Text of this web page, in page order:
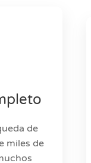
de
miles de